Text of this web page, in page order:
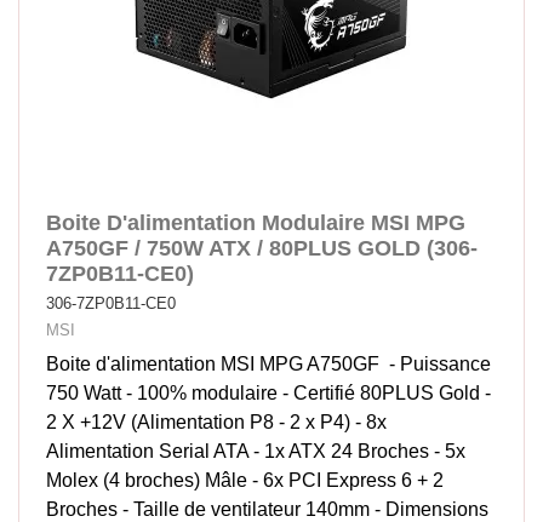
Boite D'alimentation Modulaire MSI MPG
A750GF / 750W ATX / 80PLUS GOLD (306-
7ZP0B11-CE0)
306-7ZP0B11-CE0
MSI
Boite d'alimentation MSI MPG A750GF - Puissance
750 Watt - 100% modulaire - Certifié 80PLUS Gold -
2 X +12V (Alimentation P8 - 2 x P4) - 8x
Alimentation Serial ATA - 1x ATX 24 Broches - 5x
Molex (4 broches) Mâle - 6x PCI Express 6 + 2
Broches - Taille de ventilateur 140mm - Dimensions